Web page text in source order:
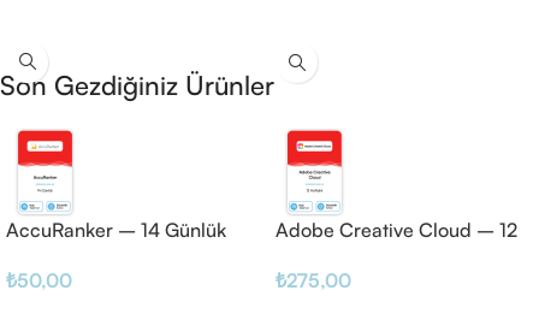
Son Gezdiğiniz Ürünler
AccuRanker – 14 Günlük
₺50,00
Adobe Creative Cloud – 12
₺275,00